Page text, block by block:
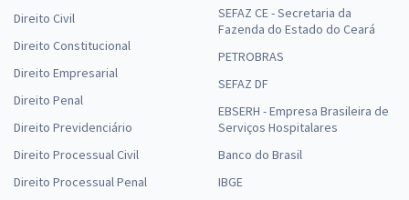
Direito Civil
Direito Constitucional
Direito Empresarial
Direito Penal
Direito Previdenciário
Direito Processual Civil
Direito Processual Penal
SEFAZ CE - Secretaria da
Fazenda do Estado do Ceará
PETROBRAS
SEFAZ DF
EBSERH - Empresa Brasileira de
Serviços Hospitalares
Banco do Brasil
IBGE